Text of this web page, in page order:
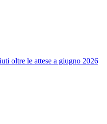
oltre le attese a giugno 2026